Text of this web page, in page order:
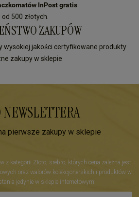
InPost gratis
500 złotych.
ZAKUPÓW
wysokiej jakości certyfikowane produkty
zakupy w sklepie
pierwsze zakupy w sklepie
z kategorii Złoto, srebro, których cena zależna jest
oraz walorów kolekcjonerskich i produktów w
jedynie w sklepie internetowym.